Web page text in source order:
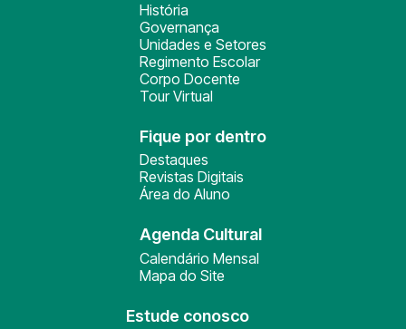
História
Governança
Unidades e Setores
Regimento Escolar
Corpo Docente
Tour Virtual
Fique por dentro
Destaques
Revistas Digitais
Área do Aluno
Agenda Cultural
Calendário Mensal
Mapa do Site
Estude conosco